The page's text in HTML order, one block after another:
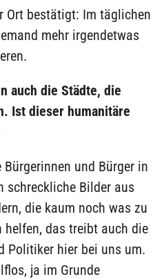
Ort bestätigt: Im täglichen
mehr irgendetwas
auch die Städte, die
Ist dieser humanitäre
und Bürger in
schreckliche Bilder aus
die kaum noch was zu
helfen, das treibt auch die
Politiker hier bei uns um.
ja im Grunde